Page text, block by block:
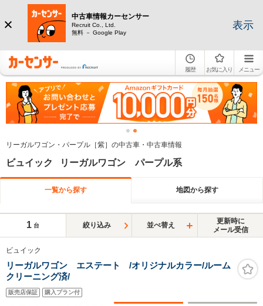
中古車情報カーセンサー
Recruit Co., Ltd.
無料 － Google Play
表示
履歴 お気に入り メニュー
リーガルワゴン・パープル［紫］の中古車・中古車情報
ビュイック リーガルワゴン パープル系
一覧から探す 地図から探す
1 台 絞り込み 並べ替え
更新時に
メール受信
ビュイック
リーガルワゴン エステート /オリジナルカラー/ルーム
クリーニング済/
販売店保証 購入プラン付